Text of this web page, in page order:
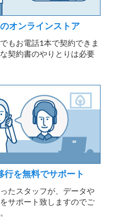
オンラインストア
もお電話1本で契約できま
契約書のやりとりは必要
行を無料でサポート
たスタッフが、データや
サポート致しますのでご